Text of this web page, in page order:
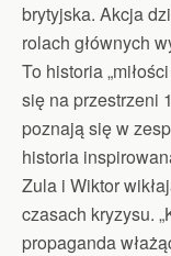
brytyjska. Akcja
rolach głównych
To historia
się na przestrzeni
poznają się w
historia
Zula i Wiktor
czasach kryzysu.
propaganda